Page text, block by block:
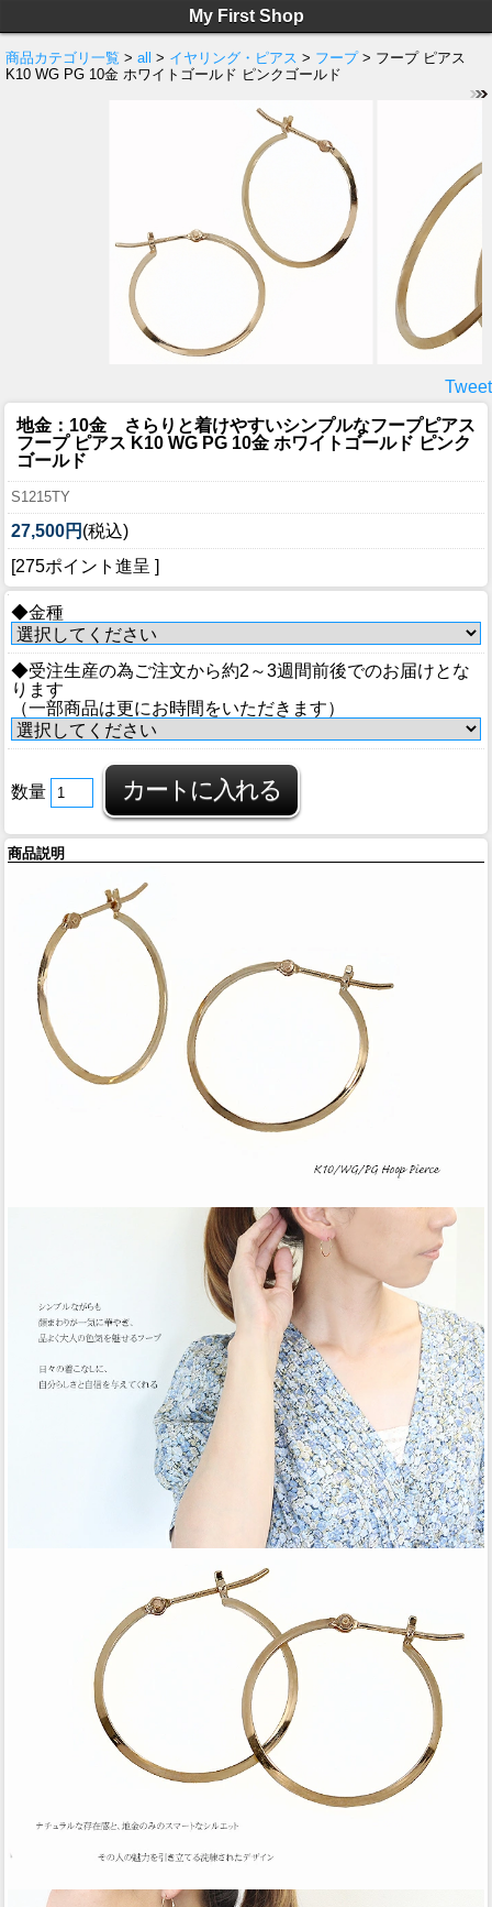
My First Shop
商品カテゴリ一覧 > all > イヤリング・ピアス > フープ> フープ ピアス
K10 WG PG 10金 ホワイトゴールド ピンクゴールド
Tweet
地金：10金 さらりと着けやすいシンプルなフープピアス
フープ ピアス K10 WG PG 10金 ホワイトゴールド ピンク
ゴールド
S1215TY
27,500円 (税込)
[275ポイント進呈 ]
◆金種
◆受注生産の為ご注文から約2～3週間前後でのお届けとな
ります
（一部商品は更にお時間をいただきます）
数量
商品説明